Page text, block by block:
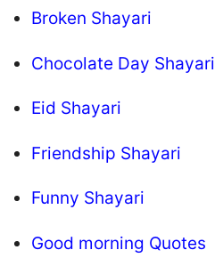
Broken Shayari
Chocolate Day Shayari
Eid Shayari
Friendship Shayari
Funny Shayari
Good morning Quotes